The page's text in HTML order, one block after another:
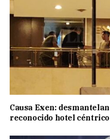
Causa Exen:
reconocido hotel céntrico